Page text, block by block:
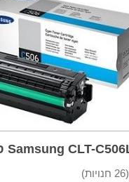
(
26 חנויות)